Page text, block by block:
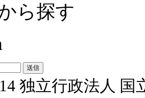
ら探す
独立行政法人 国